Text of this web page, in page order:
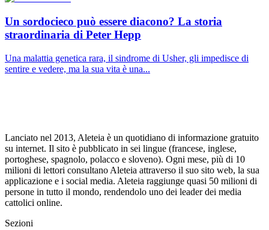
Un sordocieco può essere diacono? La storia
straordinaria di Peter Hepp
Una malattia genetica rara, il sindrome di Usher, gli impedisce di
sentire e vedere, ma la sua vita è una...
Lanciato nel 2013, Aleteia è un quotidiano di informazione gratuito
su internet. Il sito è pubblicato in sei lingue (francese, inglese,
portoghese, spagnolo, polacco e sloveno). Ogni mese, più di 10
milioni di lettori consultano Aleteia attraverso il suo sito web, la sua
applicazione e i social media. Aleteia raggiunge quasi 50 milioni di
persone in tutto il mondo, rendendolo uno dei leader dei media
cattolici online.
Sezioni